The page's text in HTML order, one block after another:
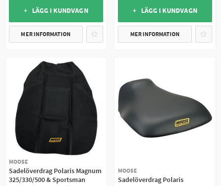
+ LÄGG I KUNDVAGN
MER INFORMATION
+ LÄGG I KUNDVAGN
MER INFORMATION
MOOSE
Sadelöverdrag Polaris Magnum
325/330/500 & Sportsman
MOOSE
Sadelöverdrag Polaris